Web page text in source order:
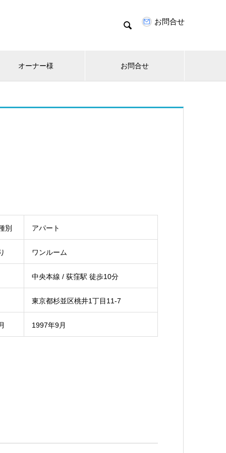
 お問合せ
オーナー様 お問合せ
別 アパート
ワンルーム
中央本線 / 荻窪駅 徒歩10分
東京都杉並区桃井1丁目11-7
1997年9月